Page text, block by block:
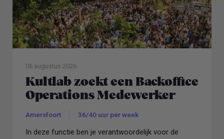
06 augustus 2026
Kultlab zoekt een Backoffice
Operations Medewerker
Amersfoort 36/40 uur per week
In deze functie ben je verantwoordelijk voor de